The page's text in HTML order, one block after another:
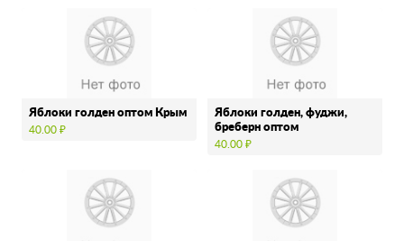
Яблоки голден оптом Крым
40.00 ₽
Яблоки голден, фуджи,
бреберн оптом
40.00 ₽